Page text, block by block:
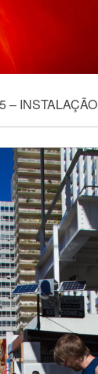
– INSTALAÇÃO